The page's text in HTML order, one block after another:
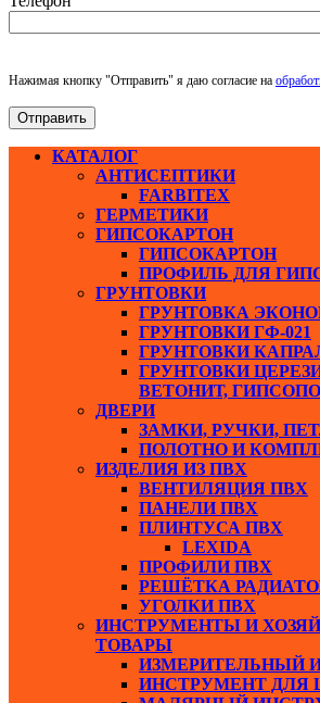
Нажимая кнопку "Отправить" я даю согласие на
КАТАЛОГ
АНТИСЕПТИКИ
FARBITEX
ГЕРМЕТИКИ
ГИПСОКАРТОН
ГИПСОКАРТОН
ПРОФИЛЬ ДЛЯ
ГРУНТОВКИ
ГРУНТОВКА
ГРУНТОВКИ ГФ-021
ГРУНТОВКИ
ГРУНТОВКИ
ВЕТОНИТ,
ДВЕРИ
ЗАМКИ, РУЧКИ,
ПОЛОТНО И
ИЗДЕЛИЯ ИЗ ПВХ
ВЕНТИЛЯЦИЯ ПВХ
ПАНЕЛИ ПВХ
ПЛИНТУСА ПВХ
LEXIDA
ПРОФИЛИ ПВХ
РЕШЁТКА
УГОЛКИ ПВХ
ИНСТРУМЕНТЫ И
ТОВАРЫ
ИЗМЕРИТЕЛЬНЫЙ
ИНСТРУМЕНТ ДЛЯ